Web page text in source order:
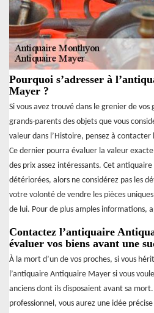
Pourquoi s’adresser à
Mayer ?
Si vous avez trouvé dans le grenier de
grands-parents des objets que vous
valeur dans l’Histoire, pensez à
Ce dernier pourra évaluer la valeur
des prix assez intéressants. Cet
détériorées, alors ne considérez pas les
votre volonté de vendre les pièces
de lui. Pour de plus amples informations,
Contactez l’antiquaire
évaluer vos biens avant une
À la mort d’un de vos proches, si vous
l’antiquaire Antiquaire Mayer si vous
anciens dont ils disposaient avant sa
professionnel, vous aurez une idée